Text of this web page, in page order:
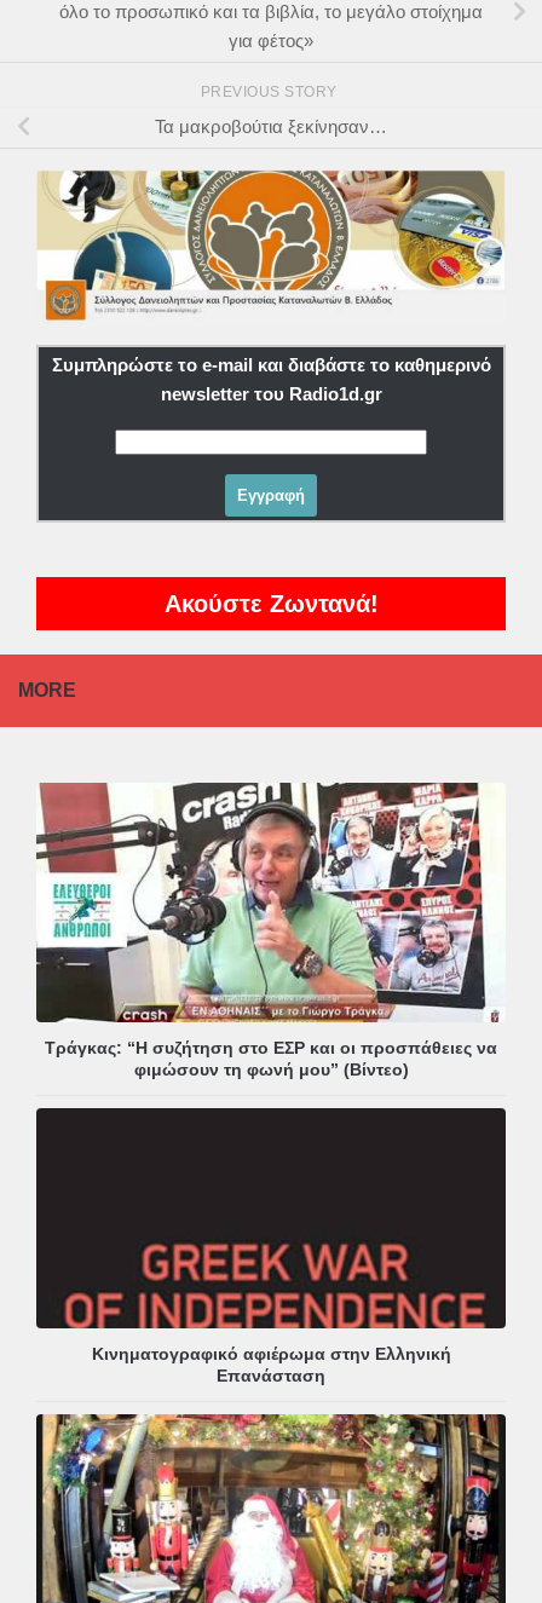
όλο το προσωπικό και τα βιβλία, το μεγάλο στοίχημα
για φέτος»
PREVIOUS STORY
Τα μακροβούτια ξεκίνησαν…
Συμπληρώστε το e-mail και διαβάστε το καθημερινό
newsletter του Radio1d.gr
Ακούστε Ζωντανά!
MORE
Τράγκας: “Η συζήτηση στο ΕΣΡ και οι προσπάθειες να
φιμώσουν τη φωνή μου” (Βίντεο)
Κινηματογραφικό αφιέρωμα στην Ελληνική
Επανάσταση